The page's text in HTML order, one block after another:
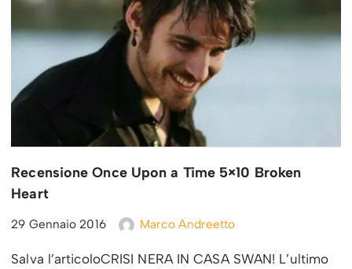
Recensione Once Upon a Time 5×10 Broken
Heart
29 Gennaio 2016 Marco Andreetto
Salva l’articoloCRISI NERA IN CASA SWAN! L’ultimo